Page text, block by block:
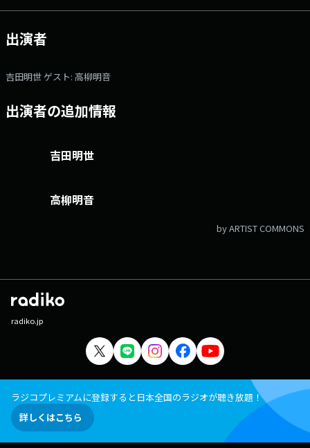
出演者
吉田明世 ゲスト: 高柳明音
出演者の追加情報
吉田明世
高柳明音
by ARTIST COMMONS
radiko.jp
ラジコプレミアムに登録すると日本全国のラジオが聴き放題！
詳しくはこちら